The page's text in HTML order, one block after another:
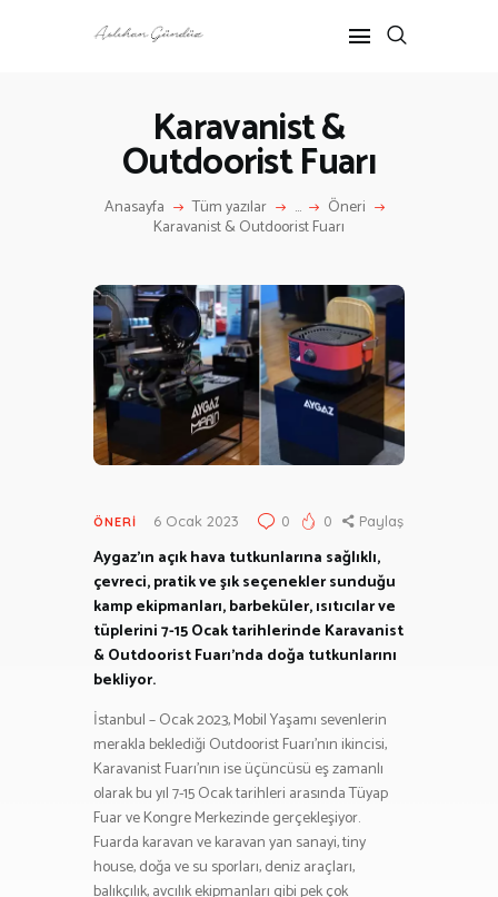
Karavanist &
Outdoorist Fuarı
Anasayfa Tüm yazılar ... Öneri
Karavanist & Outdoorist Fuarı
ANASAYFA
ANNE-ÇOCUK
HAKKIMDA
İLETIŞIM
ÖNERI 6 Ocak 2023 0 0 Paylaş
Aygaz’ın açık hava tutkunlarına sağlıklı,
çevreci, pratik ve şık seçenekler sunduğu
kamp ekipmanları, barbeküler, ısıtıcılar ve
tüplerini 7-15 Ocak tarihlerinde Karavanist
& Outdoorist Fuarı’nda doğa tutkunlarını
bekliyor.
İstanbul – Ocak 2023, Mobil Yaşamı sevenlerin
merakla beklediği Outdoorist Fuarı’nın ikincisi,
Karavanist Fuarı’nın ise üçüncüsü eş zamanlı
olarak bu yıl 7-15 Ocak tarihleri arasında Tüyap
Fuar ve Kongre Merkezinde gerçekleşiyor.
Fuarda karavan ve karavan yan sanayi, tiny
house, doğa ve su sporları, deniz araçları,
balıkçılık, avcılık ekipmanları gibi pek çok